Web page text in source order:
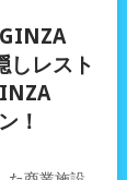
しレスト
！